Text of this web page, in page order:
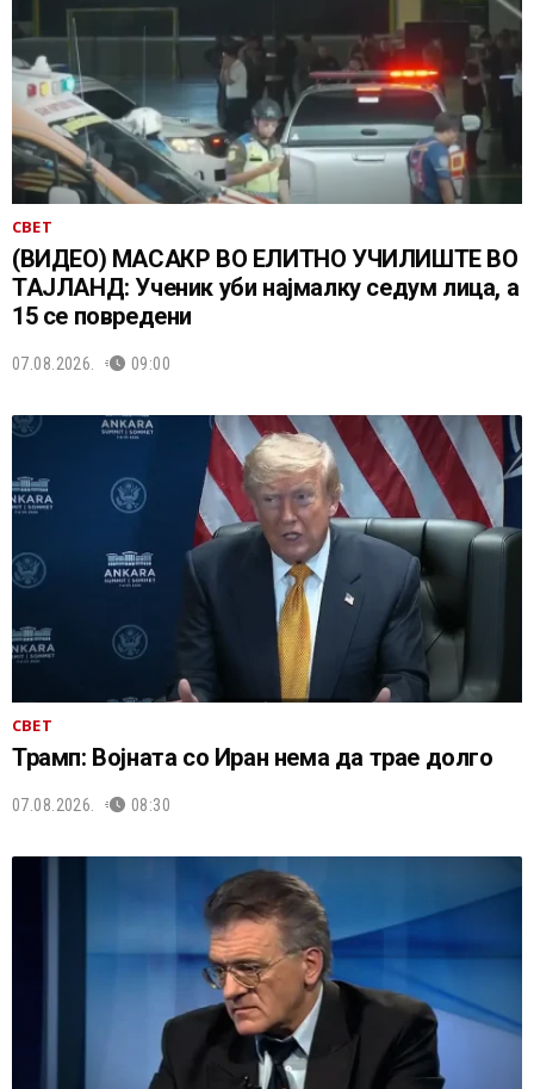
СВЕТ
(ВИДЕО) МАСАКР ВО ЕЛИТНО УЧИЛИШТЕ ВО
ТАЈЛАНД: Ученик уби најмалку седум лица, а
15 се повредени
07.08.2026. 09:00
СВЕТ
Трамп: Војната со Иран нема да трае долго
07.08.2026. 08:30